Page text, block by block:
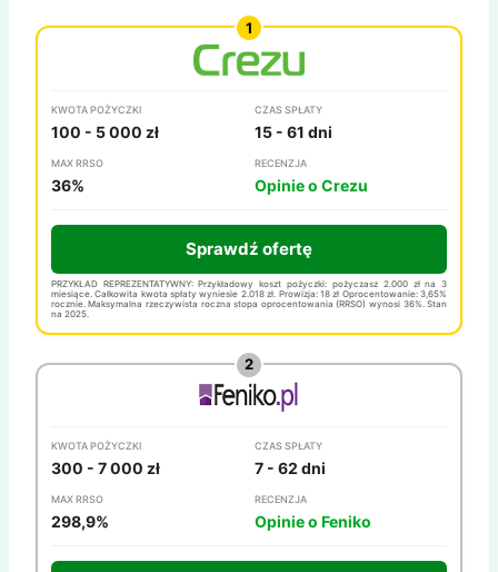
KWOTA POŻYCZKI
100 - 5 000 zł
CZAS SPŁATY
15 - 61 dni
MAX RRSO
36%
RECENZJA
Opinie o Crezu
Sprawdź ofertę
PRZYKŁAD REPREZENTATYWNY: Przykładowy koszt pożyczki: pożyczasz 2.000 zł na 3
miesiące. Całkowita kwota spłaty wyniesie 2.018 zł. Prowizja: 18 zł Oprocentowanie: 3,65%
rocznie. Maksymalna rzeczywista roczna stopa oprocentowania (RRSO) wynosi 36%. Stan
na 2025.
KWOTA POŻYCZKI
300 - 7 000 zł
CZAS SPŁATY
7 - 62 dni
MAX RRSO
298,9%
RECENZJA
Opinie o Feniko